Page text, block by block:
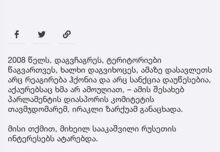
2008 წელს, დაგვჩაგრეს, ტერიტორიები
წაგვართვეს, ხალხი დაგვიხოცეს, ამაზე დასავლეთს
არც რეაგირება ჰქონია და არც სანქცია დაუწესებია,
აქაურებსაც ხმა არ ამოუღიათ, – ამის შესახებ
პარლამენტის დიასპორის კომიტეტის
თავმჯდომარემ, ირაკლი ზარქუამ განაცხადა.
მისი თქმით, მიხეილ სააკაშვილი რუსეთის
ინტერესებს ატარებდა.